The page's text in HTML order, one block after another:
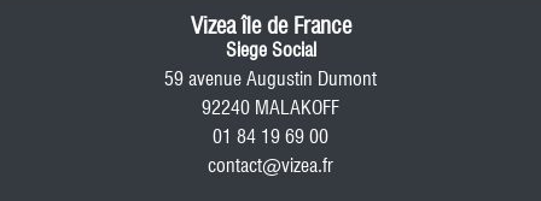
Vizea île de France
Siege Social
59 avenue Augustin Dumont
92240 MALAKOFF
01 84 19 69 00
contact@vizea.fr